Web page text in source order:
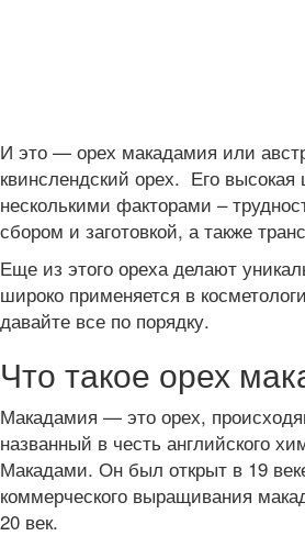
И это — орех макадамия или
квинслендский орех. Его высокая
несколькими факторами –
сбором и заготовкой, а также
Еще из этого ореха делают
широко применяется в
давайте все по порядку.
Что такое орех
Макадамия — это орех,
названный в честь английского
Макадами. Он был открыт в 19
коммерческого выращивания
20 век.